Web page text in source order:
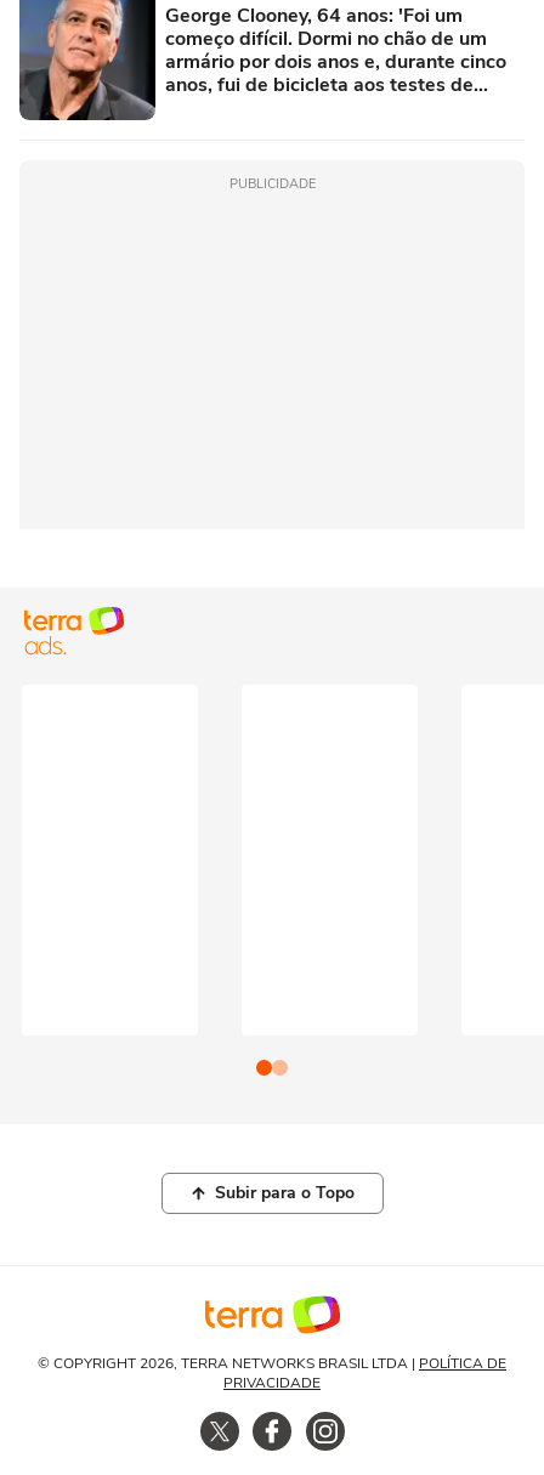
George Clooney, 64 anos: 'Foi um
começo difícil. Dormi no chão de um
armário por dois anos e, durante cinco
anos, fui de bicicleta aos testes de
PUBLICIDADE
Subir para o Topo
© COPYRIGHT 2026, TERRA NETWORKS BRASIL LTDA | POLÍTICA DE
PRIVACIDADE